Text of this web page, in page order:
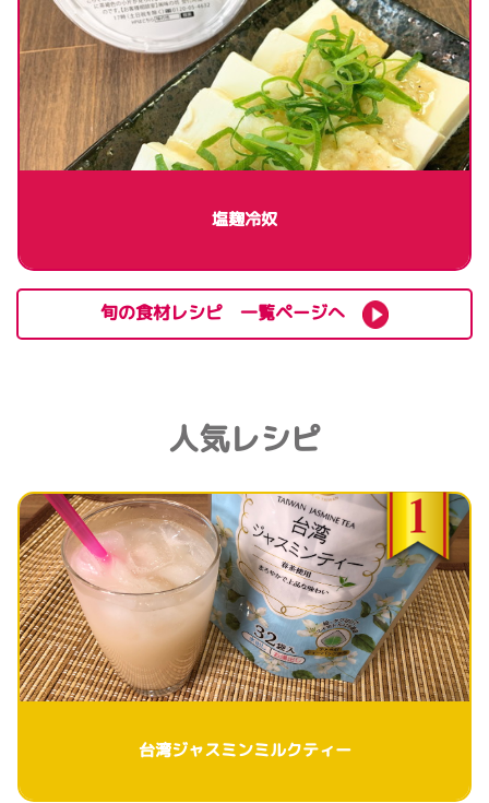
塩麹冷奴
旬の食材レシピ 一覧ページへ
人気レシピ
台湾ジャスミンミルクティー